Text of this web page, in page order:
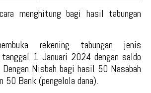
menghitung bagi hasil tabungan
rekening tabungan jenis
tanggal 1 Januari 2024 dengan saldo
Nisbah bagi hasil 50 Nasabah
50 Bank (pengelola dana).